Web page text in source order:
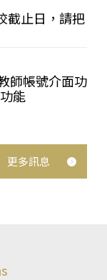
截止日，請把
師帳號介面功
能
更多訊息